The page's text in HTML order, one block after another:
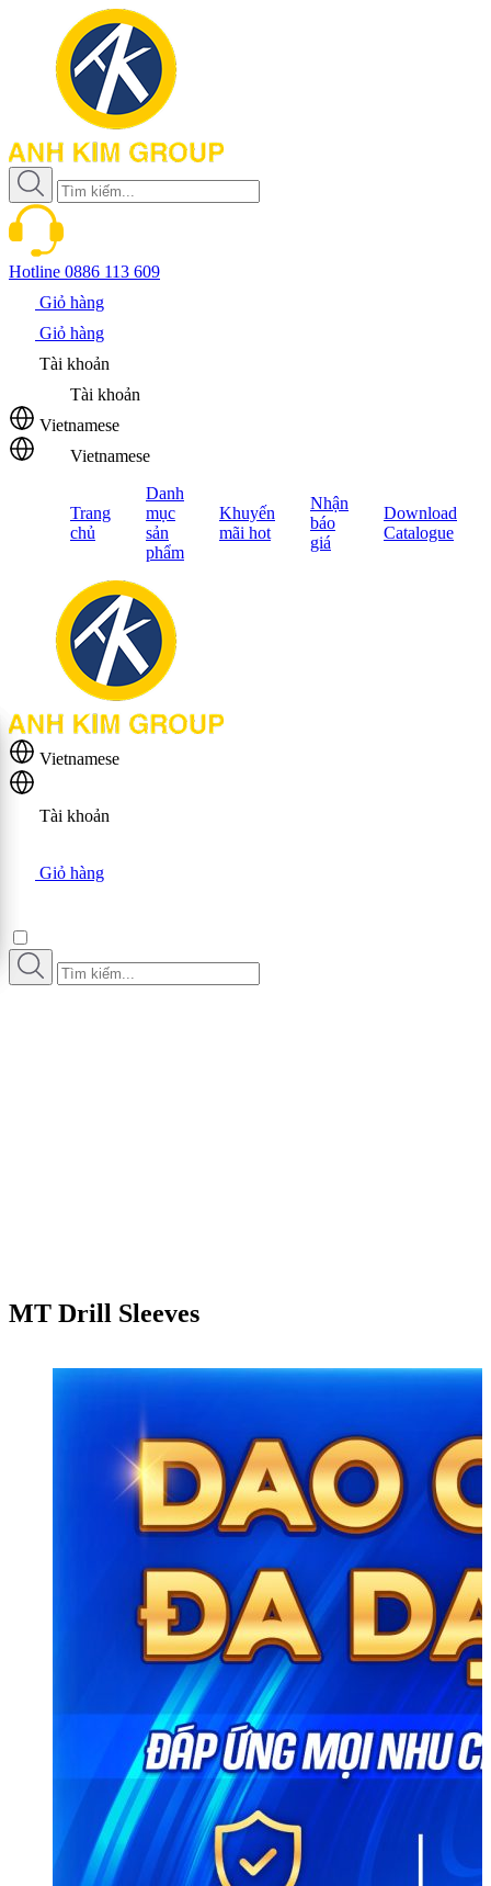
Hotline 0886 113 609
Giỏ hàng
Giỏ hàng
Tài khoản
Tài khoản
Vietnamese
Vietnamese
Trang
chủ
Danh
mục
sản
phẩm
Khuyến
mãi hot
Nhận
báo
giá
Download
Catalogue
Vietnamese
Tài khoản
Giỏ hàng
MT Drill Sleeves